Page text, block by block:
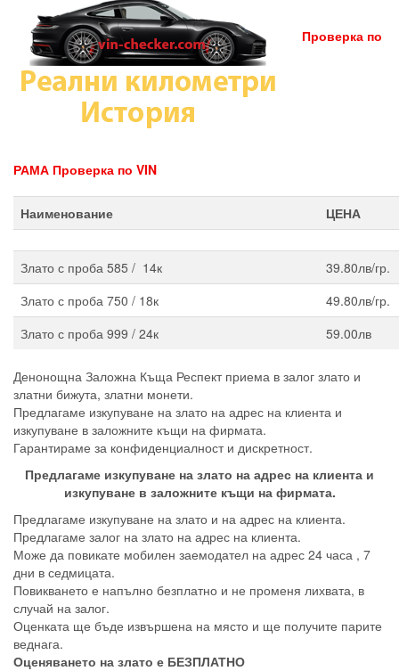
Проверка по
РАМА Проверка по VIN
Наименование ЦЕНА
Злато с проба 585 / 14к
39.80лв/гр.
Злато с проба 750 / 18к
49.80лв/гр.
Злато с проба 999 / 24к
59.00лв
Денонощна Заложна Къща Респект приема в залог злато и
златни бижута, златни монети.
Предлагаме изкупуване на злато на адрес на клиента и
изкупуване в заложните къщи на фирмата.
Гарантираме за конфиденциалност и дискретност.
Предлагаме изкупуване на злато на адрес на клиента и
изкупуване в заложните къщи на фирмата.
Предлагаме изкупуване на злато и на адрес на клиента.
Предлагаме залог на злато на адрес на клиента.
Може да повикате мобилен заемодател на адрес 24 часа , 7
дни в седмицата.
Повикването е напълно безплатно и не променя лихвата, в
случай на залог.
Оценката ще бъде извършена на място и ще получите парите
веднага.
Оценяването на злато е БЕЗПЛАТНО